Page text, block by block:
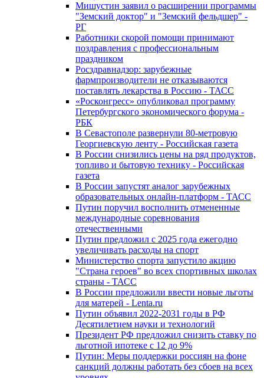
Мишустин заявил о расширении программы
"Земский доктор" и "Земский фельдшер" -
РГ
Работники скорой помощи принимают
поздравления с профессиональным
праздником
Росздравнадзор: зарубежные
фармпроизводители не отказываются
поставлять лекарства в Россию - ТАСС
«Росконгресс» опубликовал программу
Петербургского экономического форума -
РБК
В Севастополе развернули 80-метровую
Георгиевскую ленту - Российская газета
В России снизились цены на ряд продуктов,
топливо и бытовую технику - Российская
газета
В России запустят аналог зарубежных
образовательных онлайн-платформ - ТАСС
Путин поручил восполнить отмененные
международные соревнования
отечественными
Путин предложил с 2025 года ежегодно
увеличивать расходы на спорт
Министерство спорта запустило акцию
"Страна героев" во всех спортивных школах
страны - ТАСС
В России предложили ввести новые льготы
для матерей - Lenta.ru
Путин объявил 2022-2031 годы в РФ
Десятилетием науки и технологий
Президент РФ предложил снизить ставку по
льготной ипотеке с 12 до 9%
Путин: Меры поддержки россиян на фоне
санкций должны работать без сбоев на всех